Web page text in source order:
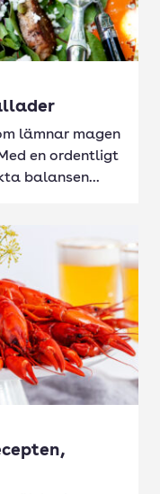
lämnar magen
en ordentligt
balansen...